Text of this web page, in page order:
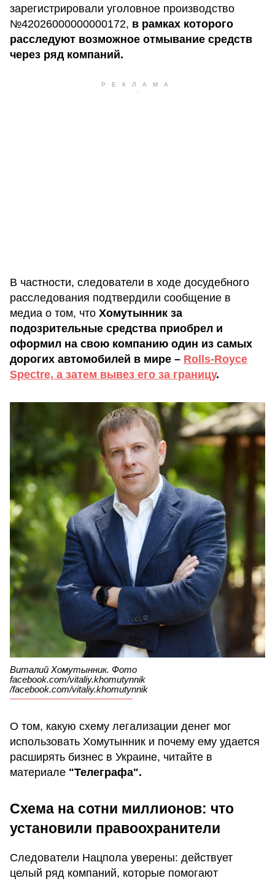
зарегистрировали уголовное производство
№42026000000000172, в рамках которого
расследуют возможное отмывание средств
через ряд компаний.
В частности, следователи в ходе досудебного
расследования подтвердили сообщение в
медиа о том, что Хомутынник за
подозрительные средства приобрел и
оформил на свою компанию один из самых
дорогих автомобилей в мире – Rolls-Royce
Spectre, а затем вывез его за границу.
Виталий Хомутынник. Фото
facebook.com/vitaliy.khomutynnik
/facebook.com/vitaliy.khomutynnik
О том, какую схему легализации денег мог
использовать Хомутынник и почему ему удается
расширять бизнес в Украине, читайте в
материале "Телеграфа".
Схема на сотни миллионов: что
установили правоохранители
Следователи Нацпола уверены: действует
целый ряд компаний, которые помогают